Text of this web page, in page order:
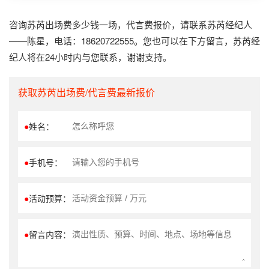
咨询苏芮出场费多少钱一场，代言费报价，请联系苏芮经纪人
——陈星，电话：18620722555。您也可以在下方留言，苏芮经
纪人将在24小时内与您联系，谢谢支持。
获取苏芮出场费/代言费最新报价
●姓名：
●手机号：
●活动预算：
●留言内容：